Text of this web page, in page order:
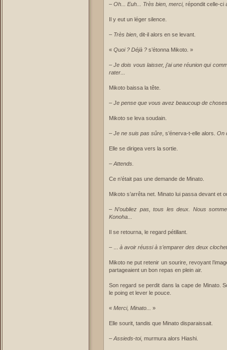
– Oh... Euh... Très bien, merci, répondit celle-ci
Il y eut un léger silence.
– Très bien , dit-il alors en se levant.
« Quoi ? Déjà ? s’étonna Mikoto. »
–Je dois vous laisser, j’ai une réunion qui
rater...
Mikoto baissa la tête.
– Je pense que vous avez beaucoup de
Mikoto se leva soudain.
– Je ne suis pas sûre , s’énerva-t-elle alors. On
Elle se dirigea vers la sortie.
– Attends.
Ce n’était pas une demande de Minato.
Mikoto s’arrêta net. Minato lui passa devant et
–N’oubliez pas, tous les deux. Nous
Konoha...
Il se retourna, le regard pétillant.
– ... à avoir réussi à s’emparer des deux
Mikoto ne put retenir un sourire, revoyant
partageaient un bon repas en plein air.
Son regard se perdit dans la cape de Minato.
le poing et lever le pouce.
« Merci, Minato... »
Elle sourit, tandis que Minato disparaissait.
– Assieds-toi, murmura alors Hiashi.